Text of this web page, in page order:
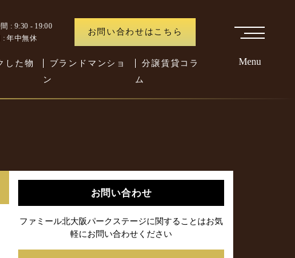
: 9:30 - 19:00
: 年中無休
お問い合わせはこちら
した物
ブランドマンショ
ン
分譲賃貸コラ
ム
Menu
お問い合わせ
ファミール北大阪パークステージに関することはお気
軽にお問い合わせください